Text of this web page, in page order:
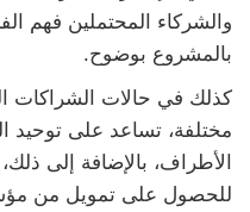
والشركاء المحتملين فهم
بالمشروع بوضوح.
كذلك في حالات الشراكات
مختلفة، تساعد على توحيد
الأطراف، بالإضافة إلى
للحصول على تمويل من